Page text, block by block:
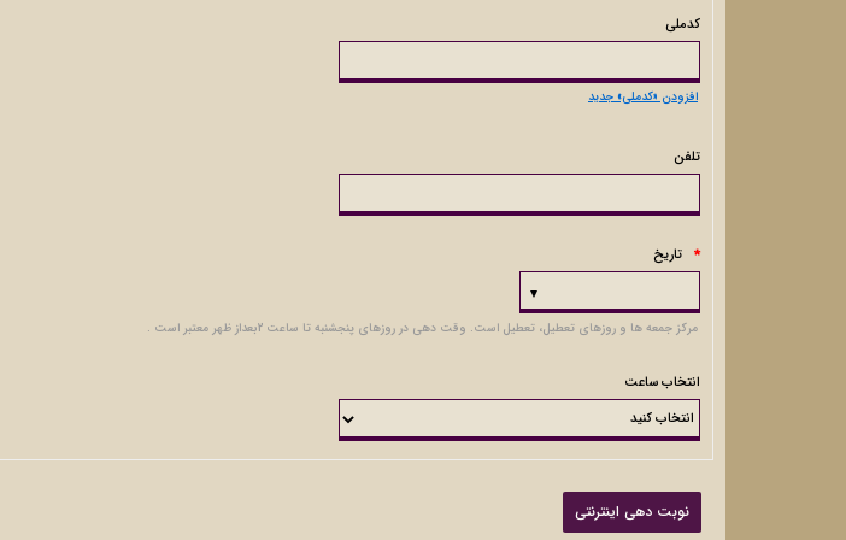
کدملی
افزودن «کدملی» جدید
تلفن
* تاریخ
مرکز جمعه ها و روزهای تعطیل، تعطیل است. وقت دهی در روزهای پنجشنبه تا ساعت 2بعداز ظهر معتبر است .
انتخاب ساعت
نوبت دهی اینترنتی